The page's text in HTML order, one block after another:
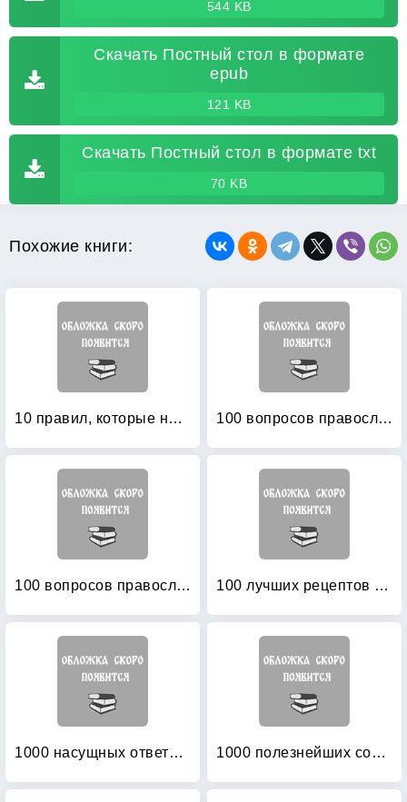
544 KB
Скачать Постный стол в формате
epub
121 KB
Скачать Постный стол в формате txt
70 KB
Похожие книги:
10 правил, которые необходимо знать при посещении храма 100 вопросов православному психотерапевту
100 вопросов православному психотерапевту 100 лучших рецептов для православного поста
1000 насущных ответов на 1000 вопросов 1000 полезнейших советов Батюшки